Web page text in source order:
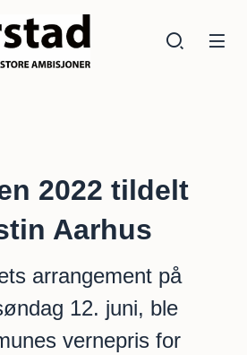
2022 tildelt
Aarhus
arrangement på
12. juni, ble
vernepris for